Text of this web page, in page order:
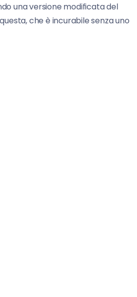
una versione modificata del
che è incurabile senza uno